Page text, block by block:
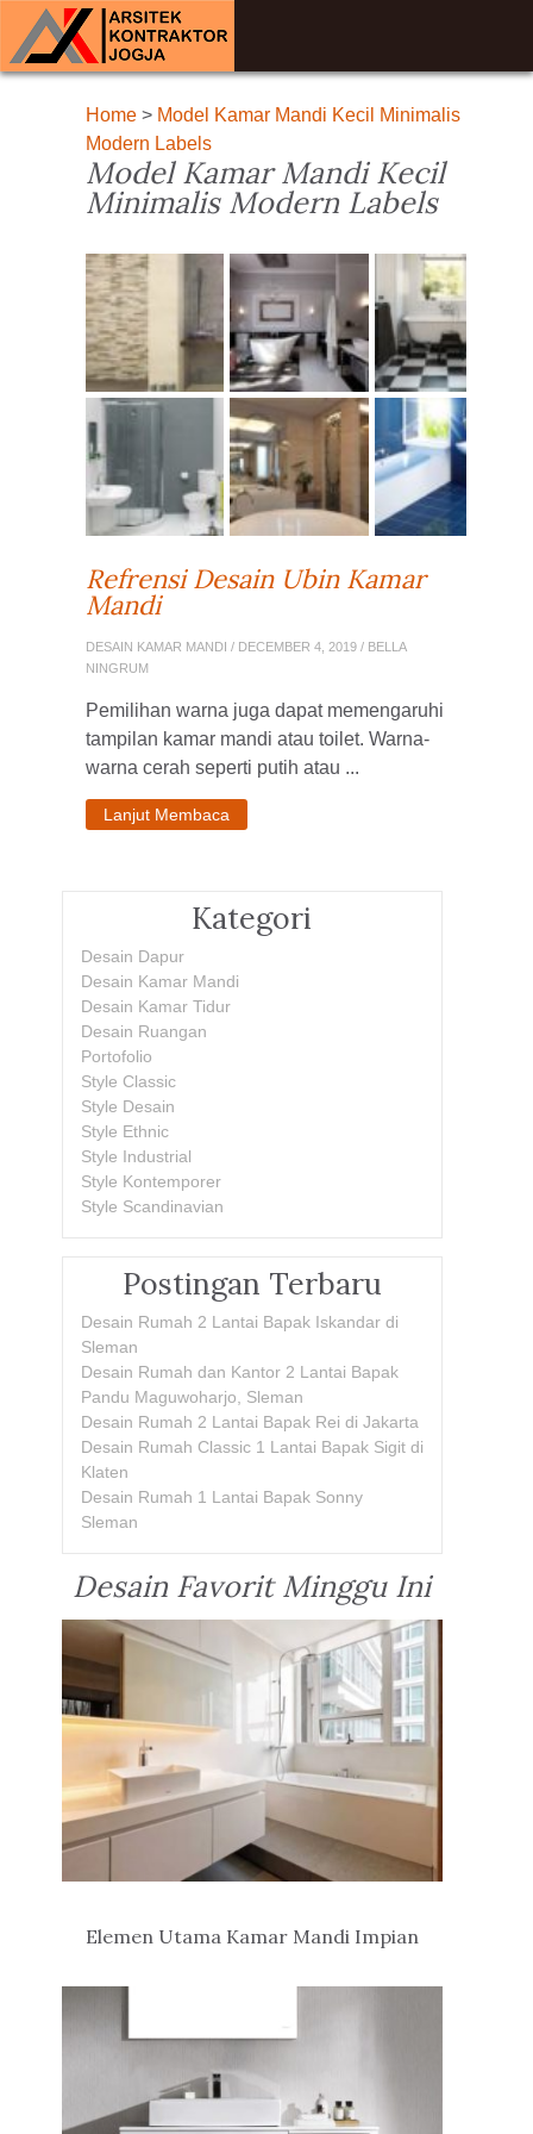
Home> Model Kamar Mandi Kecil Minimalis
Modern Labels
Model Kamar Mandi Kecil
Minimalis Modern Labels
Refrensi Desain Ubin Kamar
Mandi
DESAIN KAMAR MANDI / DECEMBER 4, 2019 / BELLA
NINGRUM
Pemilihan warna juga dapat memengaruhi
tampilan kamar mandi atau toilet. Warna-
warna cerah seperti putih atau ...
Lanjut Membaca
Kategori
Desain Dapur
Desain Kamar Mandi
Desain Kamar Tidur
Desain Ruangan
Portofolio
Style Classic
Style Desain
Style Ethnic
Style Industrial
Style Kontemporer
Style Scandinavian
Postingan Terbaru
Desain Rumah 2 Lantai Bapak Iskandar di
Sleman
Desain Rumah dan Kantor 2 Lantai Bapak
Pandu Maguwoharjo, Sleman
Desain Rumah 2 Lantai Bapak Rei di Jakarta
Desain Rumah Classic 1 Lantai Bapak Sigit di
Klaten
Desain Rumah 1 Lantai Bapak Sonny
Sleman
Desain Favorit Minggu Ini
Elemen Utama Kamar Mandi Impian